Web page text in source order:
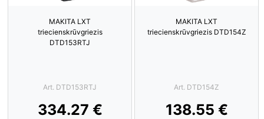
MAKITA LXT
triecienskrūvgriezis
DTD153RTJ
Art. DTD153RTJ
334.27 €
MAKITA LXT
triecienskrūvgriezis DTD154Z
Art. DTD154Z
138.55 €